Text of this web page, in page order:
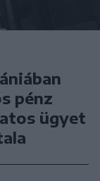
pénz
ügyet